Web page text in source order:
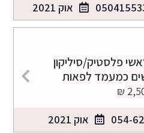
אוק 2021
פלסטיק/סיליקון
כמעמד לפאות
054- אוק 2021